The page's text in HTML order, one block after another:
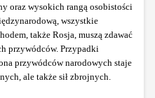
oraz wysokich rangą osobistości
wszystkie
także Rosja, muszą zdawać
przywódców. Przypadki
przywódców narodowych staje
ale także sił zbrojnych.